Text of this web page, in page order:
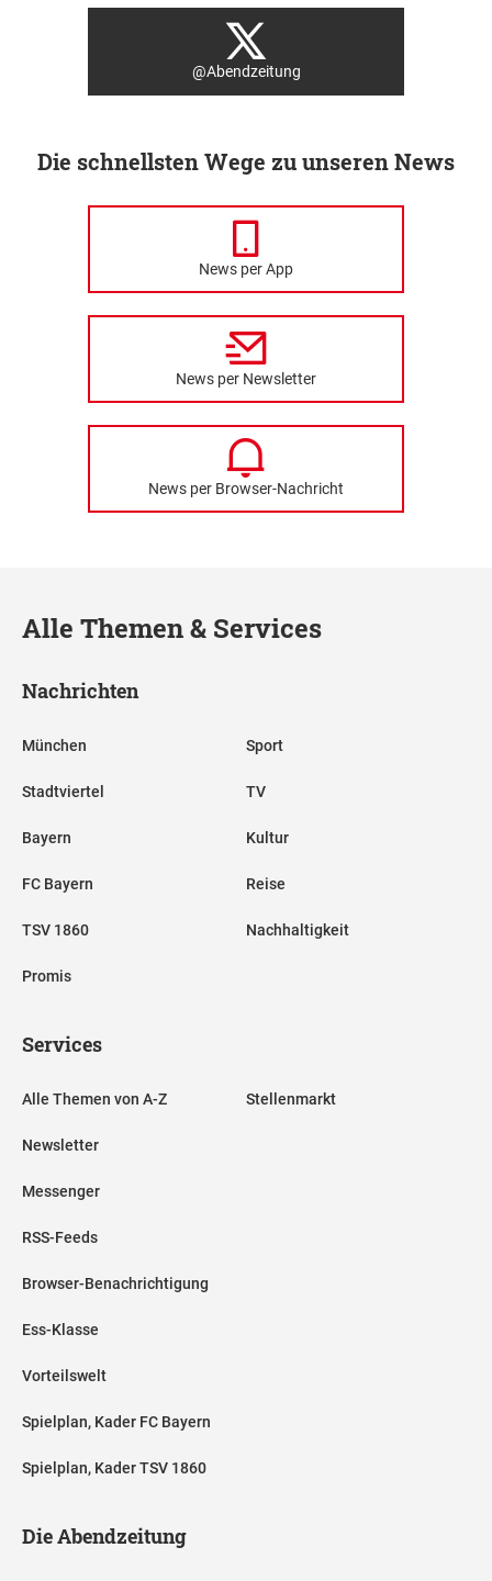
@Abendzeitung
Die schnellsten Wege zu unseren News
News per App
News per Newsletter
News per Browser-Nachricht
Alle Themen & Services
Nachrichten
München
Stadtviertel
Bayern
FC Bayern
TSV 1860
Promis
Sport
TV
Kultur
Reise
Nachhaltigkeit
Services
Alle Themen von A-Z
Newsletter
Messenger
RSS-Feeds
Browser-Benachrichtigung
Ess-Klasse
Vorteilswelt
Spielplan, Kader FC Bayern
Spielplan, Kader TSV 1860
Stellenmarkt
Die Abendzeitung